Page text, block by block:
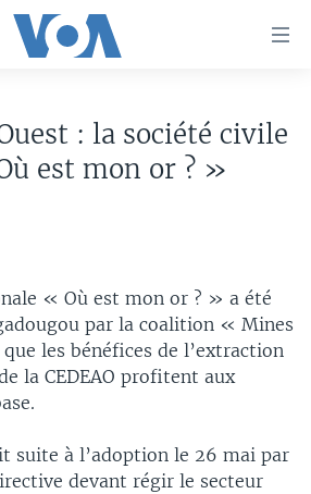
AVENIR
: la société civile
est mon or ? »
« Où est mon or ? » a été
par la coalition « Mines
les bénéfices de l’extraction
la CEDEAO profitent aux
suite à l’adoption le 26 mai par
devant régir le secteur